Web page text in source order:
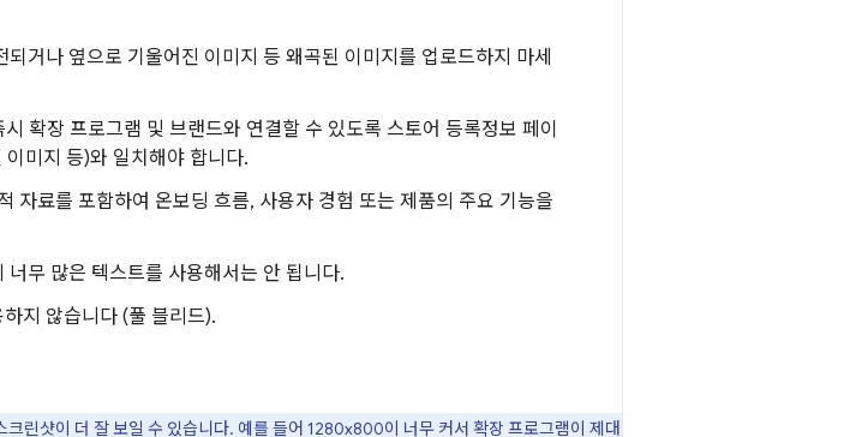
거나 옆으로 기울어진 이미지 등 왜곡된 이미지를 업로드하지 마세
확장 프로그램 및 브랜드와 연결할 수 있도록 스토어 등록정보 페이
미지 등)와 일치해야 합니다.
자료를 포함하여 온보딩 흐름, 사용자 경험 또는 제품의 주요 기능을
무 많은 텍스트를 사용해서는 안 됩니다.
지 않습니다 (풀 블리드).
린샷이 더 잘 보일 수 있습니다. 예를 들어 1280x800이 너무 커서 확장 프로그램이 제대